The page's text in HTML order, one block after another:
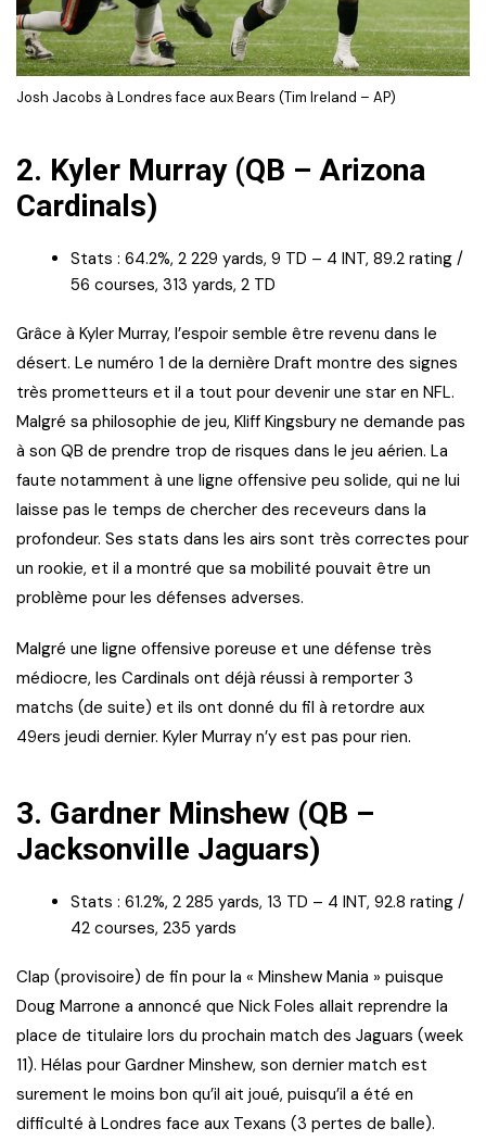
Josh Jacobs à Londres face aux Bears (Tim Ireland – AP)
2. Kyler Murray (QB – Arizona
Cardinals)
Stats : 64.2%, 2 229 yards, 9 TD – 4 INT, 89.2 rating /
56 courses, 313 yards, 2 TD
Grâce à Kyler Murray, l’espoir semble être revenu dans le
désert. Le numéro 1 de la dernière Draft montre des signes
très prometteurs et il a tout pour devenir une star en NFL.
Malgré sa philosophie de jeu, Kliff Kingsbury ne demande pas
à son QB de prendre trop de risques dans le jeu aérien. La
faute notamment à une ligne offensive peu solide, qui ne lui
laisse pas le temps de chercher des receveurs dans la
profondeur. Ses stats dans les airs sont très correctes pour
un rookie, et il a montré que sa mobilité pouvait être un
problème pour les défenses adverses.
Malgré une ligne offensive poreuse et une défense très
médiocre, les Cardinals ont déjà réussi à remporter 3
matchs (de suite) et ils ont donné du fil à retordre aux
49ers jeudi dernier. Kyler Murray n’y est pas pour rien.
3. Gardner Minshew (QB –
Jacksonville Jaguars)
Stats : 61.2%, 2 285 yards, 13 TD – 4 INT, 92.8 rating /
42 courses, 235 yards
Clap (provisoire) de fin pour la « Minshew Mania » puisque
Doug Marrone a annoncé que Nick Foles allait reprendre la
place de titulaire lors du prochain match des Jaguars (week
11). Hélas pour Gardner Minshew, son dernier match est
surement le moins bon qu’il ait joué, puisqu’il a été en
difficulté à Londres face aux Texans (3 pertes de balle).